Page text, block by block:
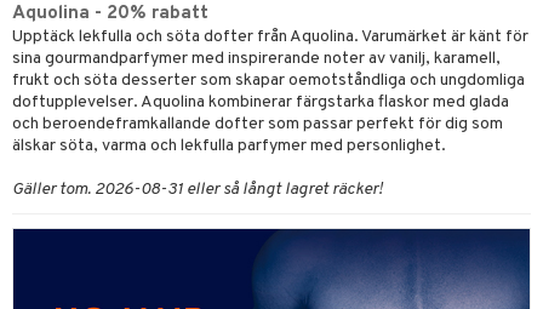
Aquolina - 20% rabatt
Upptäck lekfulla och söta dofter från Aquolina. Varumärket är känt för
sina gourmandparfymer med inspirerande noter av vanilj, karamell,
frukt och söta desserter som skapar oemotståndliga och ungdomliga
doftupplevelser. Aquolina kombinerar färgstarka flaskor med glada
och beroendeframkallande dofter som passar perfekt för dig som
älskar söta, varma och lekfulla parfymer med personlighet.
Gäller tom. 2026-08-31 eller så långt lagret räcker!